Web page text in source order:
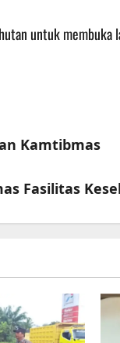
untuk membuka
Kamtibmas
Fasilitas